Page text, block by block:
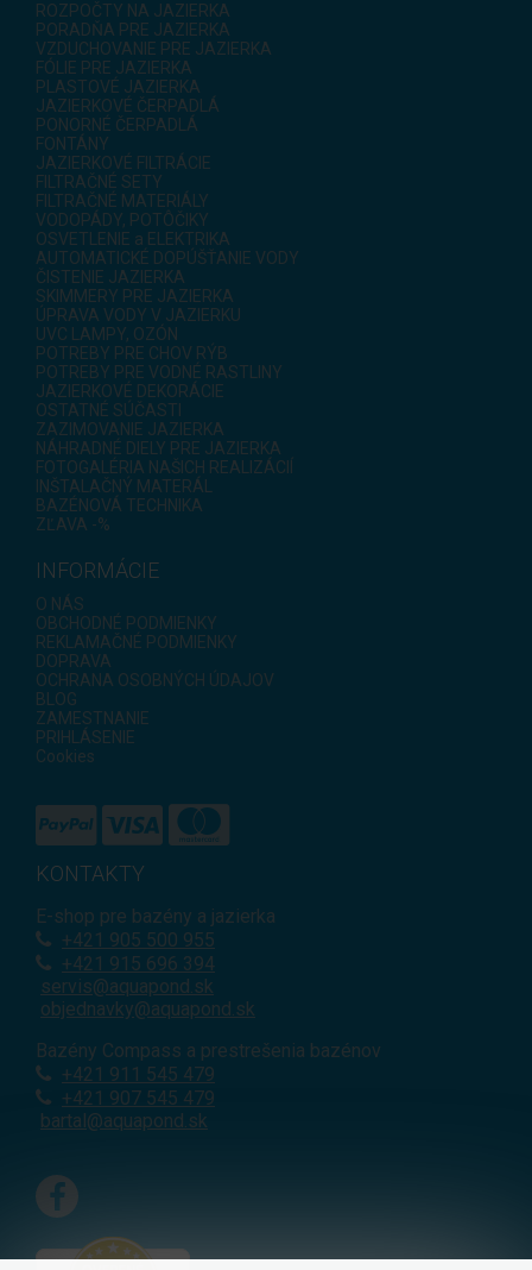
ROZPOČTY NA JAZIERKA
PORADŇA PRE JAZIERKA
VZDUCHOVANIE PRE JAZIERKA
FÓLIE PRE JAZIERKA
PLASTOVÉ JAZIERKA
JAZIERKOVÉ ČERPADLÁ
PONORNÉ ČERPADLÁ
FONTÁNY
JAZIERKOVÉ FILTRÁCIE
FILTRAČNÉ SETY
FILTRAČNÉ MATERIÁLY
VODOPÁDY, POTÔČIKY
OSVETLENIE a ELEKTRIKA
AUTOMATICKÉ DOPÚŠŤANIE VODY
ČISTENIE JAZIERKA
SKIMMERY PRE JAZIERKA
ÚPRAVA VODY V JAZIERKU
UVC LAMPY, OZÓN
POTREBY PRE CHOV RÝB
POTREBY PRE VODNÉ RASTLINY
JAZIERKOVÉ DEKORÁCIE
OSTATNÉ SÚČASTI
ZAZIMOVANIE JAZIERKA
NÁHRADNÉ DIELY PRE JAZIERKA
FOTOGALÉRIA NAŠICH REALIZÁCIÍ
INŠTALAČNÝ MATERÁL
BAZÉNOVÁ TECHNIKA
ZĽAVA -%
INFORMÁCIE
O NÁS
OBCHODNÉ PODMIENKY
REKLAMAČNÉ PODMIENKY
DOPRAVA
OCHRANA OSOBNÝCH ÚDAJOV
BLOG
ZAMESTNANIE
PRIHLÁSENIE
Cookies
KONTAKTY
E-shop pre bazény a jazierka
+421 905 500 955
+421 915 696 394
servis@aquapond.sk
objednavky@aquapond.sk
Bazény Compass a prestrešenia bazénov
+421 911 545 479
+421 907 545 479
bartal@aquapond.sk